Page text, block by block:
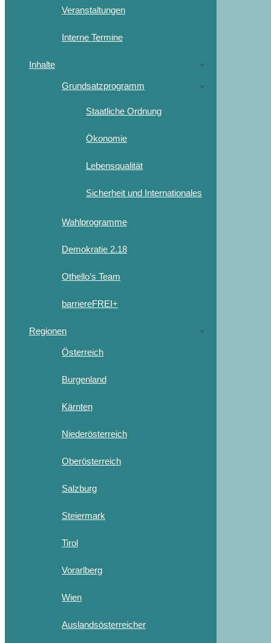
Veranstaltungen
Interne Termine
Inhalte
Grundsatzprogramm
Staatliche Ordnung
Ökonomie
Lebensqualität
Sicherheit und Internationales
Wahlprogramme
Demokratie 2.18
Othello’s Team
barriereFREI+
Regionen
Österreich
Burgenland
Kärnten
Niederösterreich
Oberösterreich
Salzburg
Steiermark
Tirol
Vorarlberg
Wien
Auslandsösterreicher